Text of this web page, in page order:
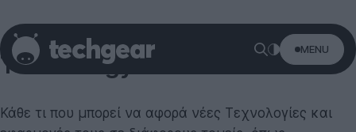
MENU
Technology
Κάθε τι που μπορεί να αφορά νέες Τεχνολογίες και